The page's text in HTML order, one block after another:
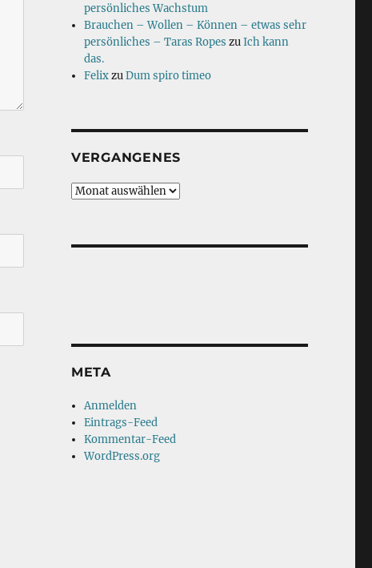
persönliches Wachstum
Brauchen – Wollen – Können – etwas sehr
persönliches – Taras Ropes zuIch kann
das.
FelixzuDum spiro timeo
VERGANGENES
Vergangenes
META
Anmelden
Eintrags-Feed
Kommentar-Feed
WordPress.org